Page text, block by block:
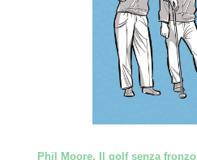
Phil Moore, Il golf senza